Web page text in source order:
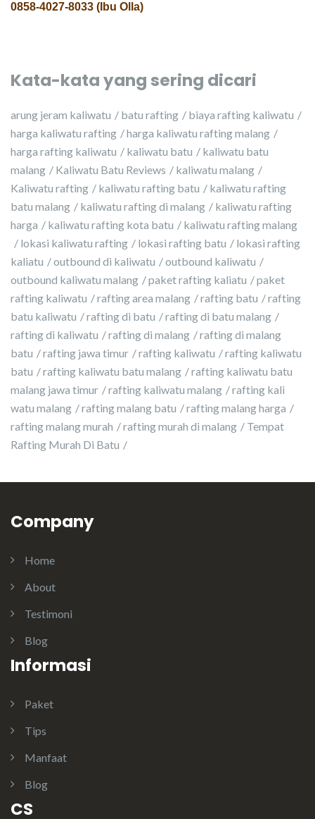
0858-4027-8033 (Ibu Olla)
Kata-kata yang sering dicari
arung jeram kaliwatu batu rafting
biaya rafting kaliwatu
harga kaliwatu rafting
harga kaliwatu rafting malang
harga rafting kaliwatu
kaliwatu batu
kaliwatu batu
malang
Kaliwatu Batu Reviews
kaliwatu malang
Kaliwatu rafting
kaliwatu rafting batu
kaliwatu rafting
batu malang
kaliwatu rafting di malang
kaliwatu rafting
harga
kaliwatu rafting kota batu
kaliwatu rafting malang
lokasi kaliwatu rafting
lokasi rafting batu
lokasi rafting
kaliatu
outbound di kaliwatu
outbound kaliwatu
outbound kaliwatu malang
paket rafting kaliatu
paket
rafting kaliwatu
rafting area malang rafting batu
rafting
batu kaliwatu
rafting di batu
rafting di batu malang
rafting di kaliwatu
rafting di malang
rafting di malang
batu
rafting jawa timur rafting kaliwatu
rafting kaliwatu
batu
rafting kaliwatu batu malang
rafting kaliwatu batu
malang jawa timur
rafting kaliwatu malang
rafting kali
watu malang
rafting malang batu
rafting malang harga
rafting malang murah
rafting murah di malang
Tempat
Rafting Murah Di Batu
Company
Home
About
Testimoni
Blog
Informasi
Paket
Tips
Manfaat
Blog
CS